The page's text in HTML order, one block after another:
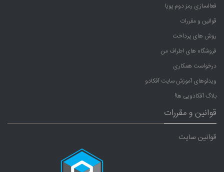
فعالسازی رمز دوم پویا
قوانین و مقررات
روش های پرداخت
فروشگاه های اطراف من
درخواست همکاری
ویدئوهای آموزش سایت آفکادو
بلاگ آفکادویی ها!
قوانین و مقررات
قوانین سایت